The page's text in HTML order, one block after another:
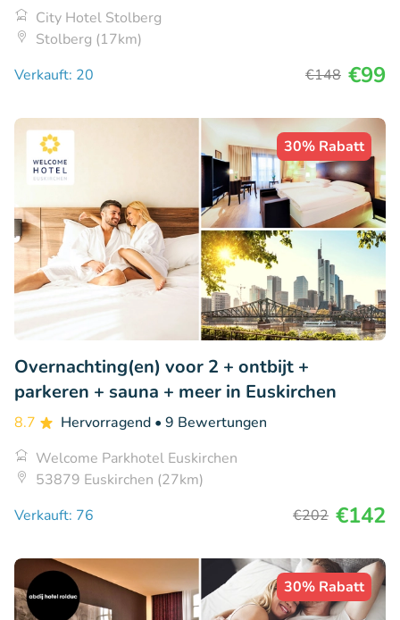
City Hotel Stolberg
Stolberg (17km)
Verkauft: 20
€148 €99
30% Rabatt
Overnachting(en) voor 2 + ontbijt +
parkeren + sauna + meer in Euskirchen
8.7 Hervorragend • 9 Bewertungen
Welcome Parkhotel Euskirchen
53879 Euskirchen (27km)
Verkauft: 76
€202 €142
30% Rabatt